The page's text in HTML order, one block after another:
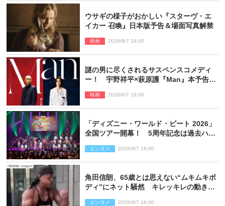
ウサギの様子がおかしい『スターヴ・エ
イカー 召喚』日本版予告＆場面写真解禁
映画 2026/8/7 18:00
謎の男に尽くされるサスペンスコメディ
ー！ 宇野祥平×萩原護『Man』本予告＆
映画 2026/8/7 18:00
「ディズニー・ワールド・ビート 2026」
全国ツアー開幕！ 5周年記念は過去ハイ
ポート】
エンタメ 2026/8/7 18:00
角田信朗、65歳とは思えない“ムキムキボ
ディ”にネット騒然 キレッキレの動きを
エンタメ 2026/8/7 18:00